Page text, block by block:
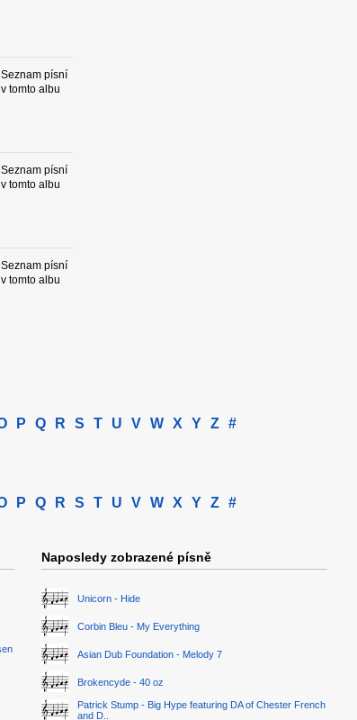
Seznam písní
v tomto albu
Seznam písní
v tomto albu
Seznam písní
v tomto albu
P Q R S T U V W X Y Z #
P Q R S T U V W X Y Z #
Naposledy zobrazené písně
Unicorn - Hide
Corbin Bleu - My Everything
Asian Dub Foundation - Melody 7
Brokencyde - 40 oz
Patrick Stump - Big Hype featuring DA of Chester French
and D..